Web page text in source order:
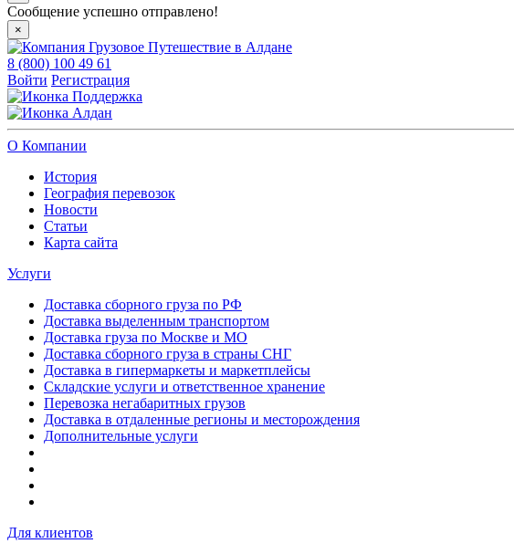
Сообщение успешно отправлено!
×
8 (800) 100 49 61
Войти Регистрация
Поддержка
Алдан
О Компании
История
География перевозок
Новости
Статьи
Карта сайта
Услуги
Доставка сборного груза по РФ
Доставка выделенным транспортом
Доставка груза по Москве и МО
Доставка сборного груза в страны СНГ
Доставка в гипермаркеты и маркетплейсы
Складские услуги и ответственное хранение
Перевозка негабаритных грузов
Доставка в отдаленные регионы и месторождения
Дополнительные услуги
Для клиентов